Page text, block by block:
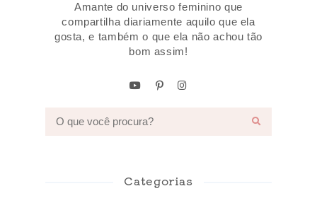
Amante do universo feminino que
compartilha diariamente aquilo que ela
gosta, e também o que ela não achou tão
bom assim!
Categorias